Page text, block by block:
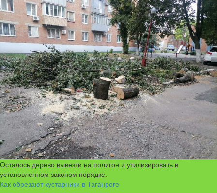
Осталось дерево вывезти на полигон и утилизировать в
установленном законом порядке.
Как обрезают кустарники в Таганроге